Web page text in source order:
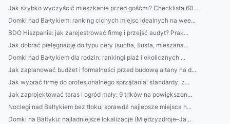
Jak szybko wyczyścić mieszkanie przed gośćmi? Checklista 60 ...
Domki nad Bałtykiem: ranking cichych miejsc idealnych na wee...
BDO Hiszpania: jak zarejestrować firmę i przejść audyt? Prak...
Jak dobrać pielęgnację do typu cery (sucha, tłusta, mieszana...
Domki nad Bałtykiem dla rodzin: rankingi plaż i okolicznych ...
Jak zaplanować budżet i formalności przed budową altany na d...
Jak wybrać firmę do profesjonalnego sprzątania: standardy, z...
Jak zaprojektować taras i ogród mały: 9 trików na powiększen...
Noclegi nad Bałtykiem bez tłoku: sprawdź najlepsze miejsca n...
Domki na Bałtyku: najładniejsze lokalizacje (Międzyzdroje–Ja...